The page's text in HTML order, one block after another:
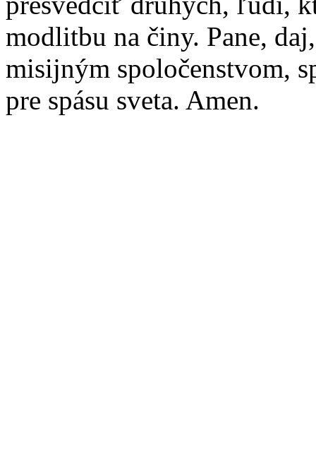
modlitbu na činy. Pane,
misijným spoločenstvom,
pre spásu sveta. Amen.